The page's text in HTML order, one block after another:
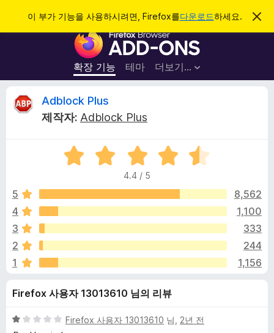
이 부가 기능을 사용하시려면, Firefox를다운로드하세요.
이
림
F
r
e
x
라
우
저
부
기
능
확장 기능 테마 더보기…
로그인
A
l
o
c
k
P
Adblock Plus
제작자: Adblock Plus
5
점
점
4
4
4.4 / 5
5
8,562
4
1,100
3
333
2
244
1
1,156
Firefox 사용자 13013610 님의 리뷰
5
Firefox 사용자 13013610 님, 2년 전